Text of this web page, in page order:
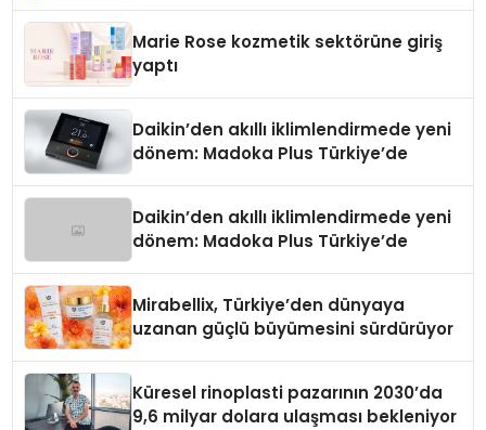
Marie Rose kozmetik sektörüne giriş
yaptı
Daikin’den akıllı iklimlendirmede yeni
dönem: Madoka Plus Türkiye’de
Daikin’den akıllı iklimlendirmede yeni
dönem: Madoka Plus Türkiye’de
Mirabellix, Türkiye’den dünyaya
uzanan güçlü büyümesini sürdürüyor
Küresel rinoplasti pazarının 2030’da
9,6 milyar dolara ulaşması bekleniyor